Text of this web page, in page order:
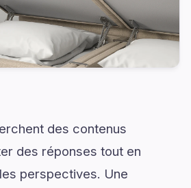
des contenus
des réponses tout en
perspectives. Une